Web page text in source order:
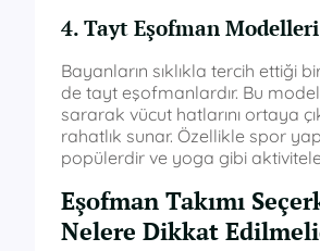
4. Tayt Eşofman Modelleri
Bayanların sıklıkla tercih ettiği
de tayt eşofmanlardır. Bu
sararak vücut hatlarını ortaya
rahatlık sunar. Özellikle spor
popülerdir ve yoga gibi
Eşofman Takımı
Nelere Dikkat